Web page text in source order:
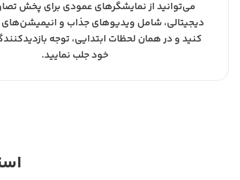
می‌توانید از نمایشگرهای عمودی برای پخش
دیجیتالی، شامل ویدیوهای جذاب و انیمیشن‌های
کنید و در همان لحظات ابتدایی، توجه
خود جلب نمایید.